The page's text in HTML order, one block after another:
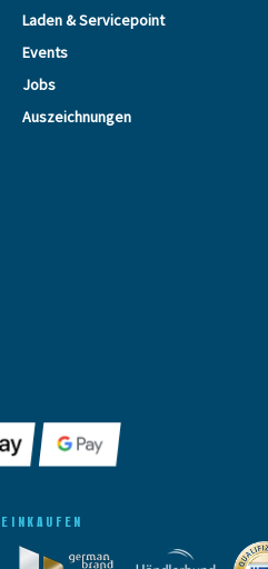
Laden & Servicepoint
Events
Jobs
Auszeichnungen